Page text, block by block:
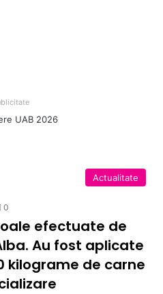
Actualitate
0
efectuate de
Au fost aplicate
kilograme de carne